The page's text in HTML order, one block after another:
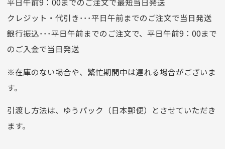
口座名義
株式会社一条
クレジットカード
選びいただけない場合がございます。
クレジット・代引き･･･平日午前までのご注文で当日発送
銀行振込･･･平日午前までのご注文で、平日午前9：00まで
のご入金で当日発送
※在庫のない場合や、繁忙期間中は遅れる場合がございま
す。
引渡し方法は、ゆうパック（日本郵便）とさせていただき
ます。